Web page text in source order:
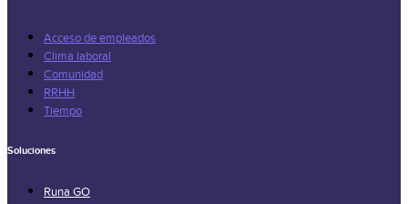
Acceso de empleados
Clima laboral
Comunidad
RRHH
Tiempo
Soluciones
Runa GO